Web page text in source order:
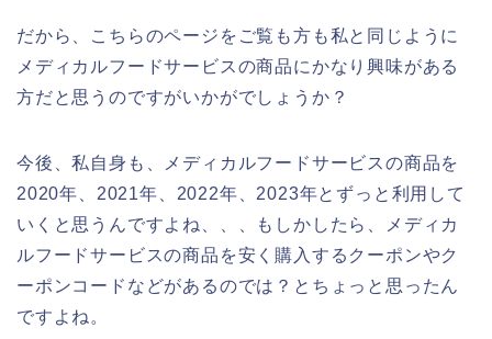
だから、こちらのページをご覧も方も私と同じように
メディカルフードサービスの商品にかなり興味がある
方だと思うのですがいかがでしょうか？
今後、私自身も、メディカルフードサービスの商品を
2020年、2021年、2022年、2023年とずっと利用して
いくと思うんですよね、、、もしかしたら、メディカ
ルフードサービスの商品を安く購入するクーポンやク
ーポンコードなどがあるのでは？とちょっと思ったん
ですよね。